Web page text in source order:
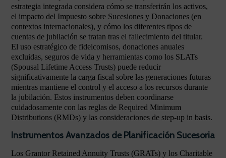
estrategia integrada considera cómo se transferirán los activos,
el impacto del Impuesto sobre Sucesiones y Donaciones (en
contextos internacionales), y cómo los diferentes tipos de
cuentas de jubilación se tratan tras el fallecimiento del titular.
El uso estratégico de fideicomisos, donaciones anuales
excluidas, seguros de vida y herramientas como los SLATs
(Spousal Lifetime Access Trusts) puede reducir
significativamente la carga fiscal sobre las generaciones futuras
mientras mantiene el control y el acceso a los recursos durante
la jubilación. Estos instrumentos deben coordinarse
cuidadosamente con las reglas de Required Minimum
Distributions (RMDs) y las consideraciones de step-up in basis.
Instrumentos Avanzados de Planificación Sucesoria
Los Grantor Retained Annuity Trusts (GRATs) y los Charitable